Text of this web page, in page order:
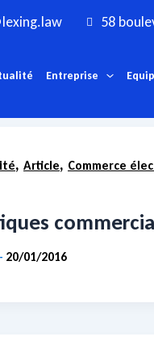
58
Entreprise
recherche pour :
, Article, Commerce
- 20/01/2016